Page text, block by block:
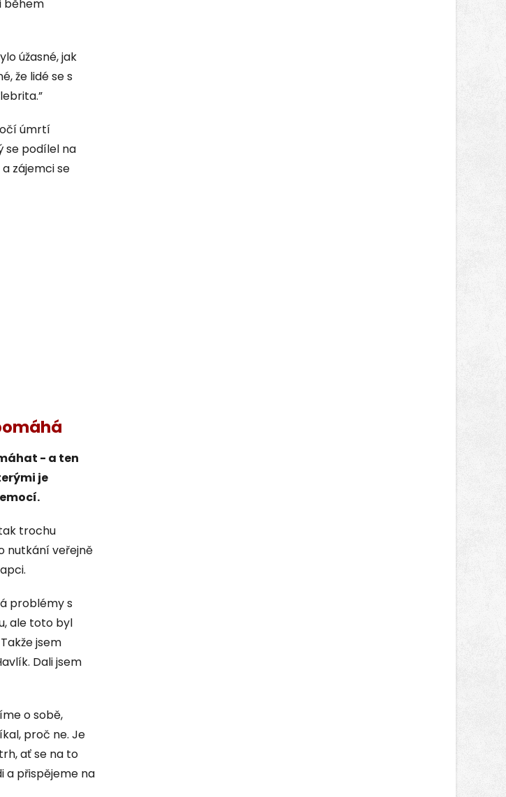
během
úžasné, jak
že lidé se s
úmrtí
se podílel na
zájemci se
- a ten
je
trochu
nutkání veřejně
problémy s
ale toto byl
jsem
Dali jsem
o sobě,
proč ne. Je
ať se na to
a přispějeme na